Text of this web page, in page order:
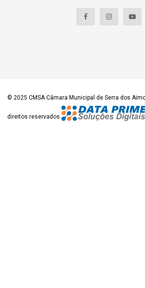
© 2025 CMSA Câmara Municipal de Serra dos
direitos reservados.